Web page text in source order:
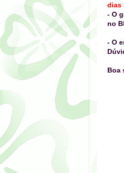
dias
- O
no
- O
Boa